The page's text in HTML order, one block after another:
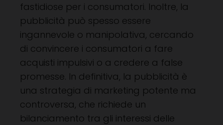
fastidiose per i consumatori. Inoltre, la
pubblicità può spesso essere
ingannevole o manipolativa, cercando
di convincere i consumatori a fare
acquisti impulsivi o a credere a false
promesse. In definitiva, la pubblicità è
una strategia di marketing potente ma
controversa, che richiede un
bilanciamento tra gli interessi delle